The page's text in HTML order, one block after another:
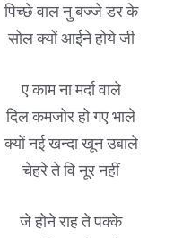
पिच्छे वाल नु बज्जे डर के
सोल क्यों आईने होये जी
ए काम ना मर्दा वाले
दिल कमजोर हो गए भाले
क्यों नई खन्दा खून उबाले
चेहरे ते वि नूर नहीं
जे होने राह ते पक्के